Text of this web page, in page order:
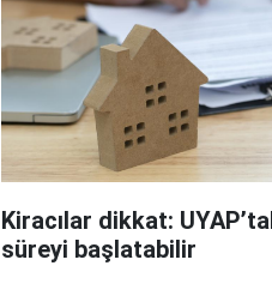
Kiracılar dikkat:
süreyi başlatabilir